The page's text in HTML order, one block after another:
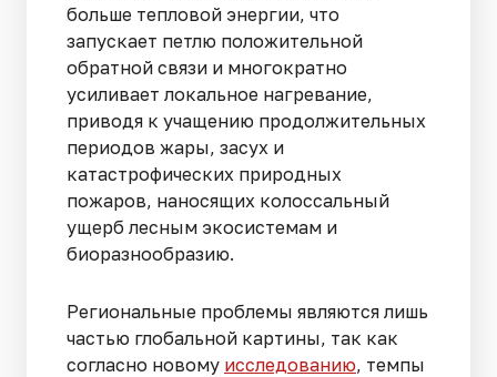
больше тепловой энергии, что
запускает петлю положительной
обратной связи и многократно
усиливает локальное нагревание,
приводя к учащению продолжительных
периодов жары, засух и
катастрофических природных
пожаров, наносящих колоссальный
ущерб лесным экосистемам и
биоразнообразию.
Региональные проблемы являются лишь
частью глобальной картины, так как
согласно новому исследованию, темпы